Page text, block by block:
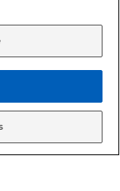
on-line é de